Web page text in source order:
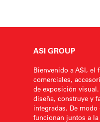
ASI GROUP
Bienvenido a ASI, el
comerciales,
de exposición visual.
diseña, construye y
integradas. De
funcionan juntos a